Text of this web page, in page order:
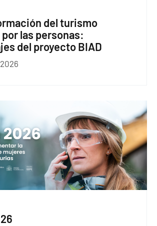
del turismo
las personas:
del proyecto BIAD